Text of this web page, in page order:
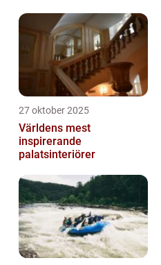
27 oktober 2025
Världens mest
inspirerande
palatsinteriörer